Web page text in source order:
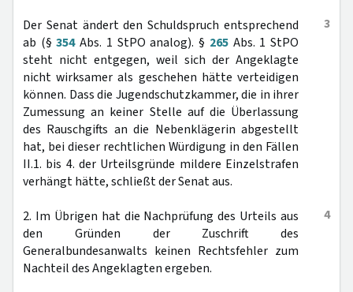
3
Der Senat ändert den Schuldspruch entsprechend
ab (§354Abs. 1 StPO analog). § 265Abs. 1 StPO
steht nicht entgegen, weil sich der Angeklagte
nicht wirksamer als geschehen hätte verteidigen
können. Dass die Jugendschutzkammer, die in ihrer
Zumessung an keiner Stelle auf die Überlassung
des Rauschgifts an die Nebenklägerin abgestellt
hat, bei dieser rechtlichen Würdigung in den Fällen
II.1. bis 4. der Urteilsgründe mildere Einzelstrafen
verhängt hätte, schließt der Senat aus.
4
2. Im Übrigen hat die Nachprüfung des Urteils aus
den Gründen der Zuschrift des
Generalbundesanwalts keinen Rechtsfehler zum
Nachteil des Angeklagten ergeben.